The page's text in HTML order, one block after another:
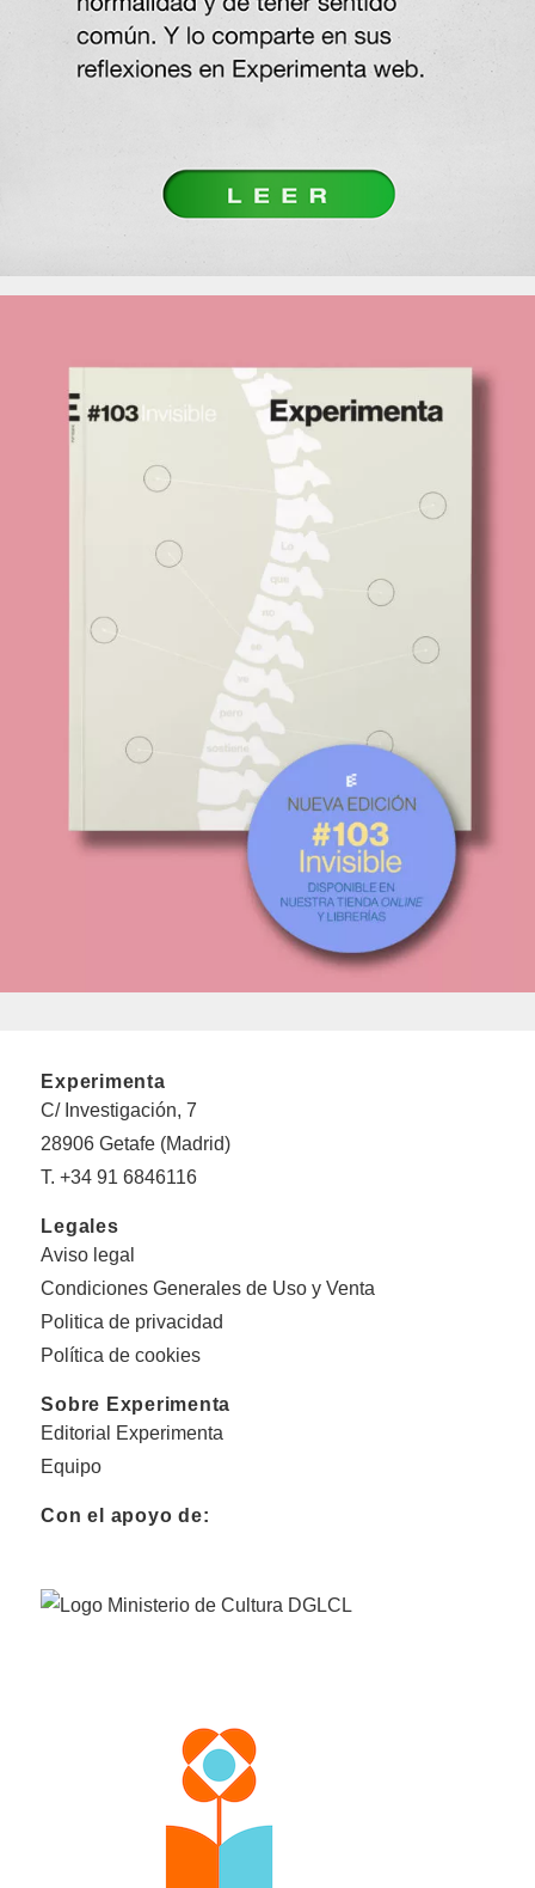
Experimenta
C/ Investigación, 7
28906 Getafe (Madrid)
T. +34 91 6846116
Legales
Aviso legal
Condiciones Generales de Uso y Venta
Politica de privacidad
Política de cookies
Sobre Experimenta
Editorial Experimenta
Equipo
Con el apoyo de: